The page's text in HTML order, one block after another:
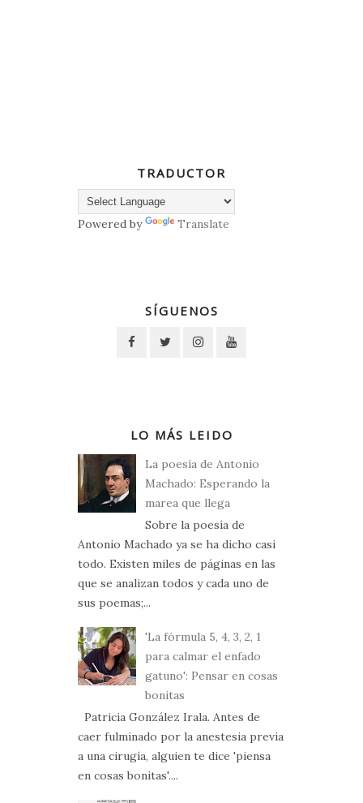
TRADUCTOR
Powered by Translate
SÍGUENOS
LO MÁS LEIDO
La poesía de Antonio
Machado: Esperando la
marea que llega
Sobre la poesía de
Antonio Machado ya se ha dicho casi
todo. Existen miles de páginas en las
que se analizan todos y cada uno de
sus poemas;...
'La fórmula 5, 4, 3, 2, 1
para calmar el enfado
gatuno': Pensar en cosas
bonitas
Patricia González Irala. Antes de
caer fulminado por la anestesia previa
a una cirugía, alguien te dice 'piensa
en cosas bonitas'....